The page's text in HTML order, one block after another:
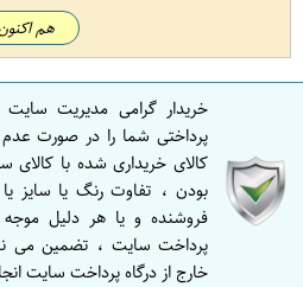
هم
خریدار گرامی مدیریت سایت
پرداختی شما را در صورت
کالای خریداری شده با
بودن ، تفاوت رنگ یا سایز
فروشنده و یا هر دلیل
پرداخت سایت ، تضمین می
خارج از درگاه پرداخت سایت